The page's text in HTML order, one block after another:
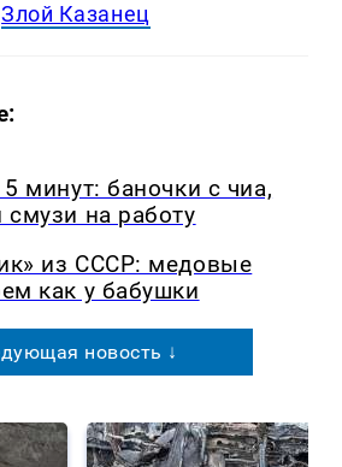
Злой Казанец
минут: баночки с чиа,
смузи на работу
из СССР: медовые
как у бабушки
новость ↓